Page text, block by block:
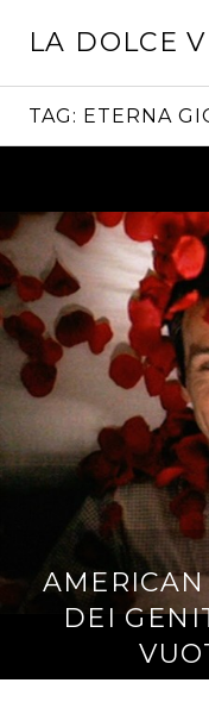
LA DOLCE
TAG: ETERNA
DEI